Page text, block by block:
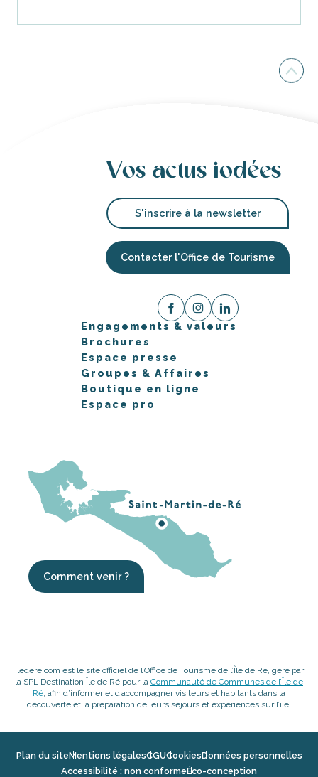
Vos actus iodées
S'inscrire à la newsletter
Contacter l'Office de Tourisme
Engagements & valeurs
Brochures
Espace presse
Groupes & Affaires
Boutique en ligne
Espace pro
Comment venir ?
iledere.com est le site officiel de l’Office de Tourisme de l’Île de Ré, géré par
la SPL Destination Île de Ré pour la Communauté de Communes de l’Île de
Ré, afin d’informer et d’accompagner visiteurs et habitants dans la
découverte et la préparation de leurs séjours et expériences sur l’île.
Plan du siteMentions légalesCGUCookiesDonnées personnelles
Accessibilité : non conformeÉco-conception